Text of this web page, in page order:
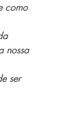
como
nossa
ser